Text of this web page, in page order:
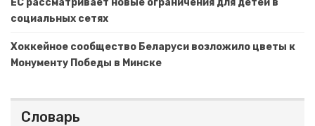
социальных сетях
Хоккейное сообщество Беларуси возложило цветы к
Монументу Победы в Минске
Словарь